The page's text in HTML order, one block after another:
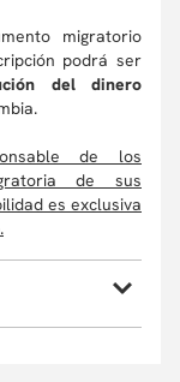
migratorio
podrá ser
del dinero
de los
de sus
es exclusiva